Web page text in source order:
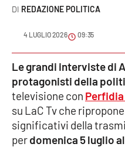
Meteo
Editoriali
VIDEO
REDAZIONE POLITICA
4 LUGLIO 2026 09:35
Le grandi interviste di
protagonisti della
televisione con
su LaC Tv che
significativi della
perdomenica 5 luglio